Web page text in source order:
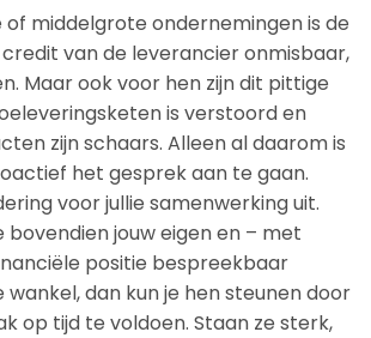
of middelgrote ondernemingen is de
van de leverancier onmisbaar,
Maar ook voor hen zijn dit pittige
is verstoord en
zijn schaars. Alleen al daarom is
het gesprek aan te gaan.
voor jullie samenwerking uit.
bovendien jouw eigen en – met
positie bespreekbaar
wankel, dan kun je hen steunen door
op tijd te voldoen. Staan ze sterk,